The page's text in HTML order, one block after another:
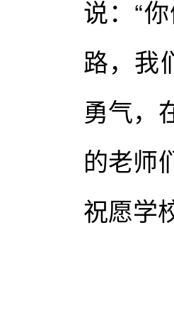
说：“
路，我
勇气，
的老师
祝愿学